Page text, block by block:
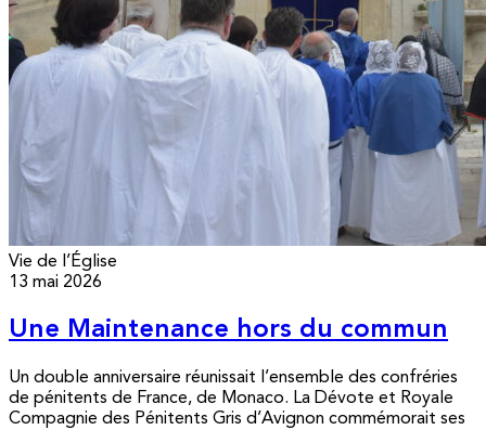
Vie de l’Église
13 mai 2026
Une Maintenance hors du commun
Un double anniversaire réunissait l’ensemble des confréries
de pénitents de France, de Monaco. La Dévote et Royale
Compagnie des Pénitents Gris d’Avignon commémorait ses